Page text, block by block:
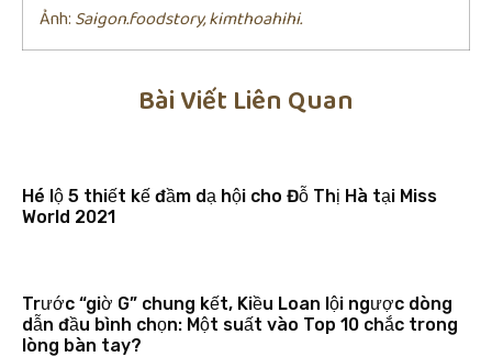
Ảnh: Saigon.foodstory, kimthoahihi.
Bài Viết Liên Quan
Hé lộ 5 thiết kế đầm dạ hội cho Đỗ Thị Hà tại Miss
World 2021
Trước “giờ G” chung kết, Kiều Loan lội ngược dòng
dẫn đầu bình chọn: Một suất vào Top 10 chắc trong
lòng bàn tay?